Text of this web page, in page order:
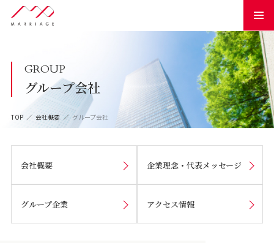
GROUP
グループ会社
TOP 会社概要 グループ会社
会社概要 企業理念・ 代表メッセージ
グループ企業 アクセス情報